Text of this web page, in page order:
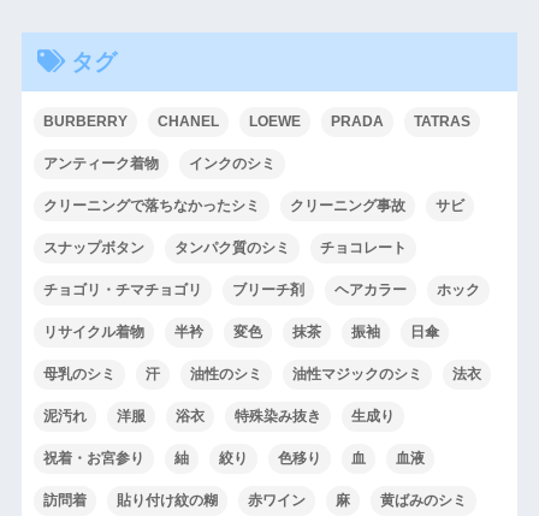
タグ
BURBERRY CHANEL LOEWE PRADA TATRAS
アンティーク着物 インクのシミ
クリーニングで落ちなかったシミ クリーニング事故 サビ
スナップボタン タンパク質のシミ チョコレート
チョゴリ・チマチョゴリ ブリーチ剤 ヘアカラー ホック
リサイクル着物 半衿 変色 抹茶 振袖 日傘
母乳のシミ 汗 油性のシミ 油性マジックのシミ 法衣
泥汚れ 洋服 浴衣 特殊染み抜き 生成り
祝着・お宮参り 紬 絞り 色移り 血 血液
訪問着 貼り付け紋の糊 赤ワイン 麻 黄ばみのシミ